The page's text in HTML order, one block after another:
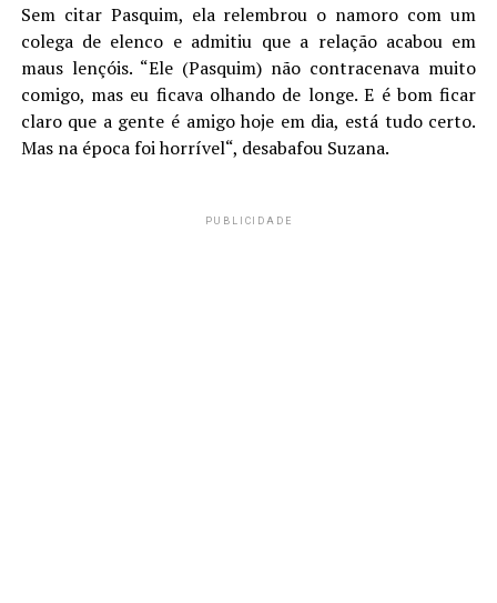
Sem citar Pasquim, ela relembrou o namoro com um
colega de elenco e admitiu que a relação acabou em
maus lençóis. “Ele (Pasquim) não contracenava muito
comigo, mas eu ficava olhando de longe. E é bom ficar
claro que a gente é amigo hoje em dia, está tudo certo.
Mas na época foi horrível“, desabafou Suzana.
PUBLICIDADE